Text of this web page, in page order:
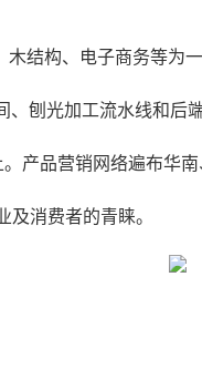
构、电子商务等为
刨光加工流水线和后
产品营销网络遍布华
消费者的青睐。